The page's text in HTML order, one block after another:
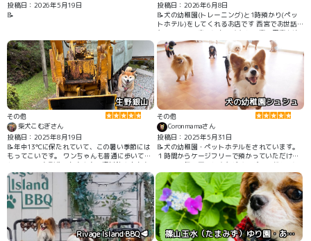
投稿日：2026年5月19日
📝
投稿日：2026年6月8日
📝犬の幼稚園(トレーニング)と1時預かり(ペッ
トホテル)をしてくれるお店です 西宮でお世話に
なっていて、宝塚にもできたとの事で用事を済
ませる間預りをお願いしました ケージフリーで
ドッグランのようにほかのわんちゃんと遊んで
待っていられるのでとても楽しんでくれたよう
生野銀山
その他
柴犬こむぎさん
投稿日：2025年8月19日
📝年中13℃に保たれていて、この暑い季節には
もってこいです。 ワンちゃんも普通に歩いて入
れるので、大型犬でも大丈夫。資料館やお土産
屋さんもカートではいれました
犬の幼稚園シュシュ
その他
Coronmamaさん
投稿日：2025年5月31日
📝犬の幼稚園・ペットホテルをされています。
１時間からケージフリーで預かっていただける
ので、天気の悪いときなどドッグランがわりに
お願いすることもあります 幼稚園生としてもホ
テルでも大変お世話になりました
Rivage Island BBQ🥩 篠山玉水（たまみず）ゆり園・あじさい園